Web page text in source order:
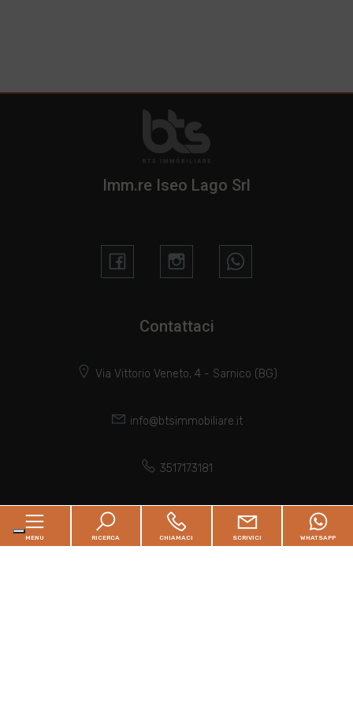
Imm.re Iseo Lago Srl
Contattaci
Via Vittorio Veneto, 4 - Sarnico (BG)
info@btsimmobiliare.it
3517173181
P.IVA 03929970980
MENU RICERCA CHIAMACI SCRIVICI WHATSAPP